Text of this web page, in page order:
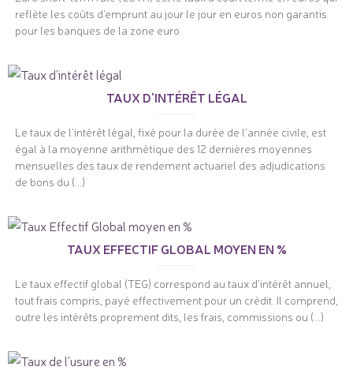
reflète les coûts d'emprunt au jour le jour en euros non garantis
pour les banques de la zone euro.
TAUX D'INTÉRÊT LÉGAL
Le taux de l'intérêt légal, fixé pour la durée de l'année civile, est
égal à la moyenne arithmétique des 12 dernières moyennes
mensuelles des taux de rendement actuariel des adjudications
de bons du (...)
TAUX EFFECTIF GLOBAL MOYEN EN %
Le taux effectif global (TEG) correspond au taux d'intérêt annuel,
tout frais compris, payé effectivement pour un crédit. Il comprend,
outre les intérêts proprement dits, les frais, commissions ou (...)